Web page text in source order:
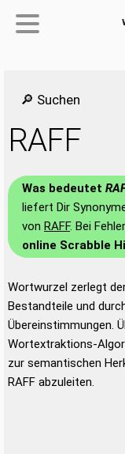
🔎 Suchen
RAFF
Was bedeutet
liefert Dir
von RAFF. Bei
online Scrabble
Wortwurzel zerlegt
Bestandteile und
Übereinstimmungen.
Wortextraktions-
zur semantischen
RAFF abzuleiten.